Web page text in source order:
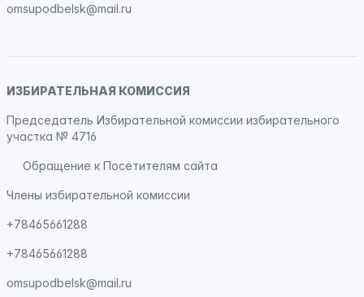
omsupodbelsk@mail.ru
ИЗБИРАТЕЛЬНАЯ КОМИССИЯ
Председатель Избирательной комиссии избирательного
участка № 4716
Обращение к Посетителям сайта
Члены избирательной комиссии
+78465661288
+78465661288
omsupodbelsk@mail.ru